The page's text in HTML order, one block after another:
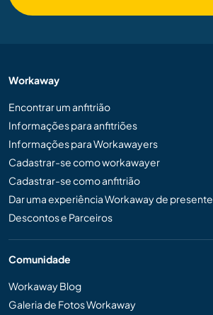
Workaway
Encontrar um anfitrião
Informações para anfitriões
Informações para Workawayers
Cadastrar-se como workawayer
Cadastrar-se como anfitrião
Dar uma experiência Workaway de presente
Descontos e Parceiros
Comunidade
Workaway Blog
Galeria de Fotos Workaway